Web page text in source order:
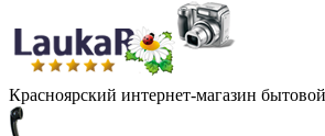
Красноярский интернет-магазин